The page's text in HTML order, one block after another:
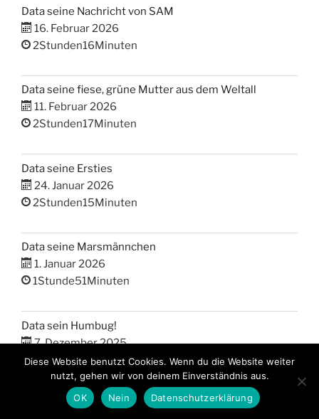
Data seine Nachricht von SAM
16. Februar 2026
2Stunden16Minuten
Data seine fiese, grüne Mutter aus dem Weltall
11. Februar 2026
2Stunden17Minuten
Data seine Ersties
24. Januar 2026
2Stunden15Minuten
Data seine Marsmännchen
1. Januar 2026
1Stunde51Minuten
Data sein Humbug!
7. Dezember 2025
1Stunde43Minuten
Data sein namenloses Grauen
Diese Website benutzt Cookies. Wenn du die Website weiter
nutzt, gehen wir von deinem Einverständnis aus.
OK
Nein Datenschutzerklärung